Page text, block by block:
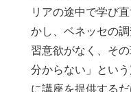
リアの途中で学び
かし、ベネッセの
習意欲がなく、そ
分からない」とい
に講座を提供する